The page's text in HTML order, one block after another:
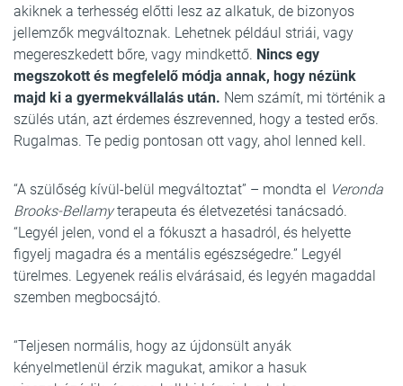
akiknek a terhesség előtti lesz az alkatuk, de bizonyos
jellemzők megváltoznak. Lehetnek például striái, vagy
megereszkedett bőre, vagy mindkettő. Nincs egy
megszokott és megfelelő módja annak, hogy nézünk
majd ki a gyermekvállalás után. Nem számít, mi történik a
szülés után, azt érdemes észrevenned, hogy a tested erős.
Rugalmas. Te pedig pontosan ott vagy, ahol lenned kell.
“A szülőség kívül-belül megváltoztat” – mondta el Veronda
Brooks-Bellamyterapeuta és életvezetési tanácsadó.
“Legyél jelen, vond el a fókuszt a hasadról, és helyette
figyelj magadra és a mentális egészségedre.” Legyél
türelmes. Legyenek reális elvárásaid, és legyén magaddal
szemben megbocsájtó.
“Teljesen normális, hogy az újdonsült anyák
kényelmetlenül érzik magukat, amikor a hasuk